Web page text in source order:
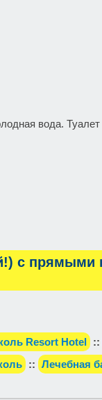
вода.
с прямыми
Resort Hotel ::
:: Лечебная